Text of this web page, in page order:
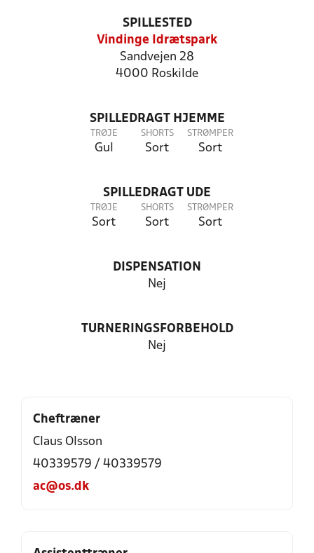
SPILLESTED
Vindinge Idrætspark
Sandvejen 28
4000 Roskilde
SPILLEDRAGT HJEMME
TRØJE
Gul
SHORTS
Sort
STRØMPER
Sort
SPILLEDRAGT UDE
TRØJE
Sort
SHORTS
Sort
STRØMPER
Sort
DISPENSATION
Nej
TURNERINGSFORBEHOLD
Nej
Cheftræner
Claus Olsson
40339579 / 40339579
ac@os.dk